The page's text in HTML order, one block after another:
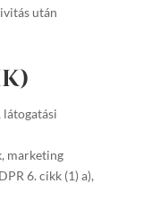
után
látogatási
marketing
6. cikk (1) a),